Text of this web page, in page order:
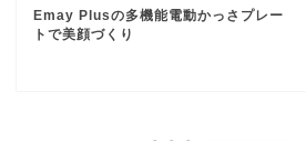
Emay Plusの多機能電動かっさプレー
トで美顔づくり